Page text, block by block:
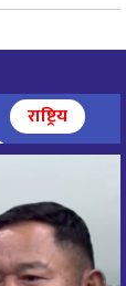
सुरुवात गर्दै,
दर्शन गरि
राष्ट्रिय